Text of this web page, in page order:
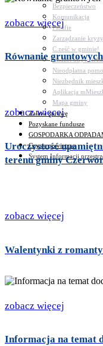
Bezpieczeństwo
Komunikacja
Parafie
Zarządzanie
C.ześć w gminie!
Budżet
Nieodpłatna
Niezbędnik
Aplikacja
Mapa gminy
Załatw sprawę
Pozyskane fundusze
GOSPODARKA
Czyste powietrze
System Informacji
zobacz więcej
Równanie
zobacz więcej
Uroczystość
terenu gminy
zobacz więcej
Walentynki z
zobacz więcej
Informacja na temat